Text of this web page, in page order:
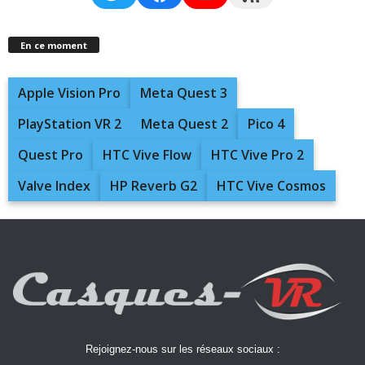
En ce moment
Apple Vision Pro
Meta Quest 3
PlayStation VR 2
Meta Quest 2
Pico 4
Quest Pro
HTC Vive Flow
HTC Vive Pro 2
Valve Index
HP Reverb G2 HTC Vive Cosmos
Rejoignez-nous sur les réseaux sociaux :